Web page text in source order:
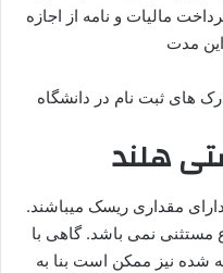
ماه، گواهی پرداخت مالیات و نامه از اجازه
مدت
های ثبت نام در دانشگاه
هلند
مقداری ریسک میباشند.
مستثنی نمی باشد. گاهی با
شده نیز ممکن است بنا به